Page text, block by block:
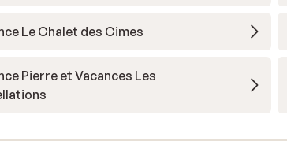
Le Chalet des Cimes
Pierre et Vacances Les